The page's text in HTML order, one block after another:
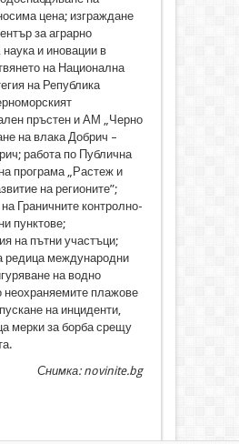
цена; изграждане
за аграрно
и иновации в
на Национална
на Република
пръстен и АМ „Черно
на влака Добрич –
работа по Публична
програма „Растеж и
на регионите”;
Граничните контролно-
пунктове;
на пътни участъци;
редица международни
на водно
неохраняемите плажове
на инциденти,
мерки за борба срещу
Снимка: novinite.bg